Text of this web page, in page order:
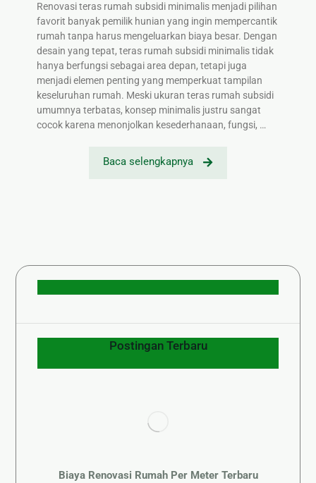
Renovasi teras rumah subsidi minimalis menjadi pilihan
favorit banyak pemilik hunian yang ingin mempercantik
rumah tanpa harus mengeluarkan biaya besar. Dengan
desain yang tepat, teras rumah subsidi minimalis tidak
hanya berfungsi sebagai area depan, tetapi juga
menjadi elemen penting yang memperkuat tampilan
keseluruhan rumah. Meski ukuran teras rumah subsidi
umumnya terbatas, konsep minimalis justru sangat
cocok karena menonjolkan kesederhanaan, fungsi, …
Baca selengkapnya
Postingan Terbaru
Biaya Renovasi Rumah Per Meter Terbaru